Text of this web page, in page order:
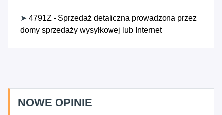
➤ 4791Z - Sprzedaż detaliczna prowadzona przez
domy sprzedaży wysyłkowej lub Internet
NOWE OPINIE